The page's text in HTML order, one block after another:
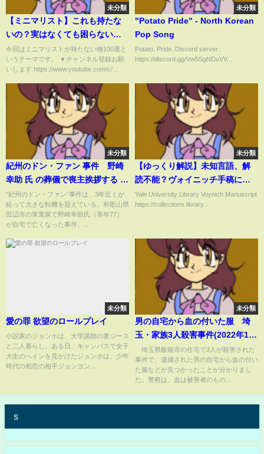
未分類
【ミニマリスト】これも持たな
いの？実はなくても困らない物
100選【ルームルアー/断捨離】
今回はミニマリストが持たない物100選と
いうテーマです。 ▼チャンネル登録お願
いします https://www.youtube.com/c/...
未分類
"Potato Pride" - North Korean
Pop Song
Potato. Pride. Discord server:
https://discord.gg/Vw5SgNDuVV...
未分類
紀州のドン・ファン 事件 野崎
幸助 氏 の葬儀で喪主挨拶する 須
藤早貴 容疑者 の姿、通夜では怒
号も｜NEWSポストセブン
#Shorts
“紀州のドン・ファン”事件は、3年近くが
経って大きな転機を迎えている。和歌山県
田辺市の実業家で野崎幸助氏（享年77）
が自宅で亡くなった事件。...
未分類
【ゆっくり解説】未知言語、解
読不能？ヴォイニッチ手稿につ
いて語るぜ
Yale University Library Voynich Manuscript
https://collections.library...
未分類
愛の罪 欲望のロールプレイ
小説家のジョンホは、大学講師の妻ジース
と二人暮らし。ある日、キャンパスで女子
大生のへインを見かけたジョンホは、少年
時代の初恋の相手ジョンヨン...
未分類
男の自宅から血の付いた服 埼
玉・家族3人殺害事件(2022年12
月29日)
埼玉県飯能市の住宅で3人が殺害された
事件で、逮捕された男の自宅から血の付い
た服などが見つかったことが分かりまし
た。警察は、血は被害者のもの...
s